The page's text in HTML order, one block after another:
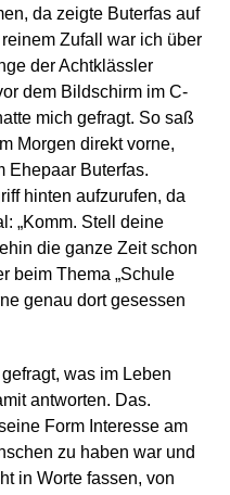
da zeigte Buterfas auf
Zufall war ich über
der Achtklässler
dem Bildschirm im C-
mich gefragt. So saß
Morgen direkt vorne,
Ehepaar Buterfas.
hinten aufzurufen, da
„Komm. Stell deine
die ganze Zeit schon
beim Thema „Schule
genau dort gesessen
was im Leben
antworten. Das.
Form Interesse am
zu haben war und
in Worte fassen, von